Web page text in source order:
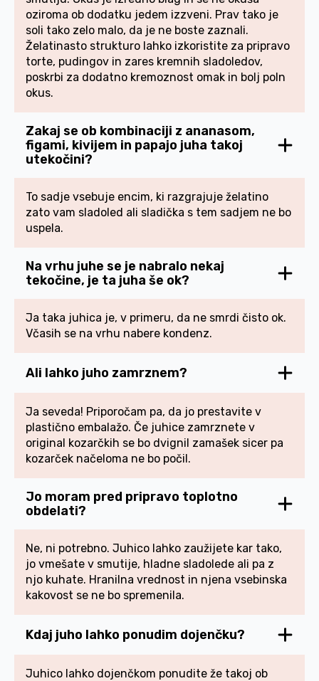
oziroma ob dodatku jedem izzveni. Prav tako je
soli tako zelo malo, da je ne boste zaznali.
Želatinasto strukturo lahko izkoristite za pripravo
torte, pudingov in zares kremnih sladoledov,
poskrbi za dodatno kremoznost omak in bolj poln
okus.
Zakaj se ob kombinaciji z ananasom,
figami, kivijem in papajo juha takoj
utekočini?
To sadje vsebuje encim, ki razgrajuje želatino
zato vam sladoled ali sladička s tem sadjem ne bo
uspela.
Na vrhu juhe se je nabralo nekaj
tekočine, je ta juha še ok?
Ja taka juhica je, v primeru, da ne smrdi čisto ok.
Včasih se na vrhu nabere kondenz.
Ali lahko juho zamrznem?
Ja seveda! Priporočam pa, da jo prestavite v
plastično embalažo. Če juhice zamrznete v
original kozarčkih se bo dvignil zamašek sicer pa
kozarček načeloma ne bo počil.
Jo moram pred pripravo toplotno
obdelati?
Ne, ni potrebno. Juhico lahko zaužijete kar tako,
jo vmešate v smutije, hladne sladolede ali pa z
njo kuhate. Hranilna vrednost in njena vsebinska
kakovost se ne bo spremenila.
Kdaj juho lahko ponudim dojenčku?
Juhico lahko dojenčkom ponudite že takoj ob